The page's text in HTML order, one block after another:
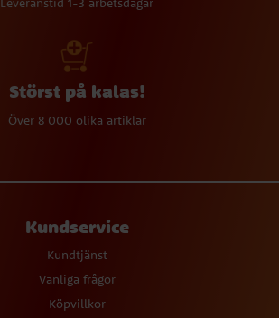
Störst på kalas!
Över 8 000 olika artiklar
Kundservice
Kundtjänst
Vanliga frågor
Köpvillkor